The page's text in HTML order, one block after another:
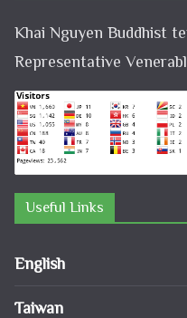
Khai Nguyen Buddhist
Representative
Useful Links
English
Taiwan